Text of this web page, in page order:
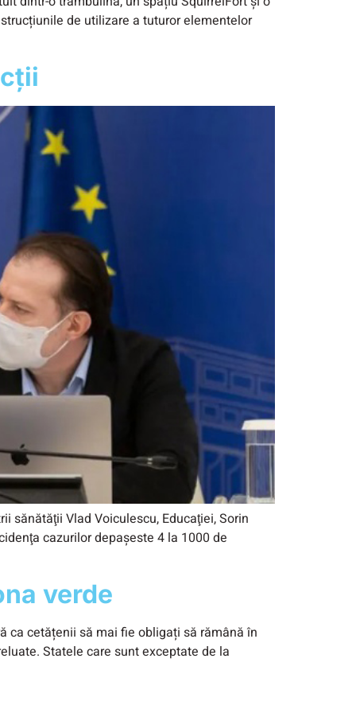
de utilizare a tuturor elementelor
sănătăţii Vlad Voiculescu, Educaţiei, Sorin
cazurilor depaşeste 4 la 1000 de
verde
ca cetățenii să mai fie obligați să rămână în
Statele care sunt exceptate de la